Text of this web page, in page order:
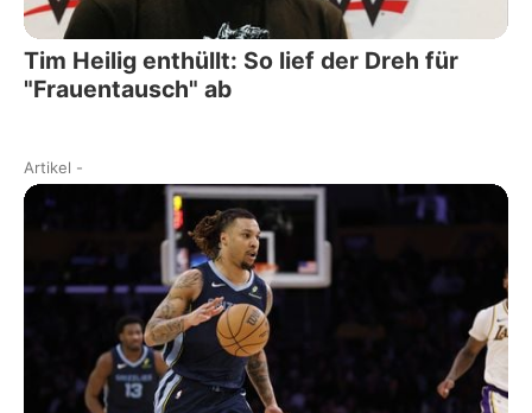
Tim Heilig enthüllt: So lief der Dreh für
"Frauentausch" ab
Artikel -